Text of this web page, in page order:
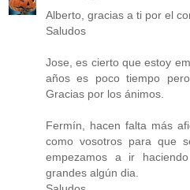
Alberto, gracias a ti por el
Saludos
Jose, es cierto que estoy
años es poco tiempo
Gracias por los ánimos.
Fermín, hacen falta más
como vosotros para que
empezamos a ir
grandes algún dia.